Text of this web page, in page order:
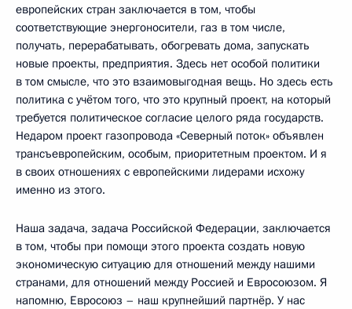
европейских стран заключается в том, чтобы
соответствующие энергоносители, газ в том числе,
получать, перерабатывать, обогревать дома, запускать
новые проекты, предприятия. Здесь нет особой политики
в том смысле, что это взаимовыгодная вещь. Но здесь есть
политика с учётом того, что это крупный проект, на который
требуется политическое согласие целого ряда государств.
Недаром проект газопровода «Северный поток» объявлен
трансъевропейским, особым, приоритетным проектом. И я
в своих отношениях с европейскими лидерами исхожу
именно из этого.
Наша задача, задача Российской Федерации, заключается
в том, чтобы при помощи этого проекта создать новую
экономическую ситуацию для отношений между нашими
странами, для отношений между Россией и Евросоюзом. Я
напомню, Евросоюз – наш крупнейший партнёр. У нас